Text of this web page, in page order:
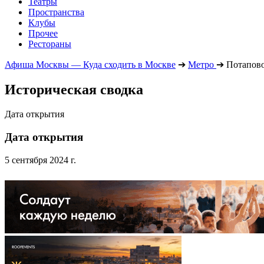
Пространства
Клубы
Прочее
Рестораны
Афиша Москвы — Куда сходить в Москве ➔ Метро ➔
Историческая сводка
Дата открытия
Дата открытия
5 сентября 2024 г.